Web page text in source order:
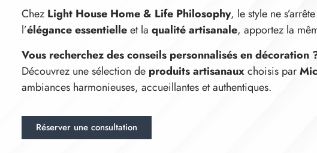
Chez Light House Home & Life Philosophy, le style ne
l’élégance essentielleet la qualité artisanale, apportez la
Vous recherchez des conseils personnalisés en décoration
Découvrez une sélection de produits artisanauxchoisis par
ambiances harmonieuses, accueillantes et authentiques.
Réserver une consultation